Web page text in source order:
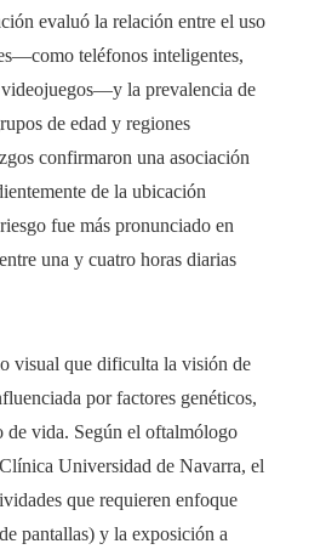
evaluó la relación entre el uso
teléfonos inteligentes,
videojuegos—y la prevalencia de
de edad y regiones
confirmaron una asociación
de la ubicación
fue más pronunciado en
una y cuatro horas diarias
visual que dificulta la visión de
por factores genéticos,
de vida. Según el oftalmólogo
Universidad de Navarra, el
que requieren enfoque
pantallas) y la exposición a